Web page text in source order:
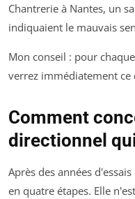
Chantrerie à Nantes, un
indiquaient le mauvais
Mon conseil : pour
verrez immédiatement ce
Comment
directionnel
Après des années
en quatre étapes. Elle